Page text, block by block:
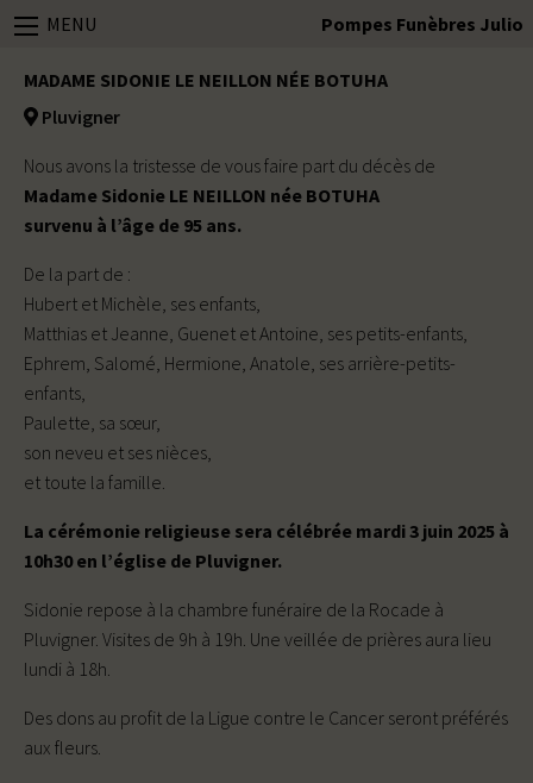
MENU Pompes Funèbres Julio
MADAME SIDONIE LE NEILLON NÉE BOTUHA
Pluvigner
Nous avons la tristesse de vous faire part du décès de
Madame Sidonie LE NEILLON née BOTUHA
survenu à l’âge de 95 ans.
De la part de :
Hubert et Michèle, ses enfants,
Matthias et Jeanne, Guenet et Antoine, ses petits-enfants,
Ephrem, Salomé, Hermione, Anatole, ses arrière-petits-
enfants,
Paulette, sa sœur,
son neveu et ses nièces,
et toute la famille.
La cérémonie religieuse sera célébrée mardi 3 juin 2025 à
10h30 en l’église de Pluvigner.
Sidonie repose à la chambre funéraire de la Rocade à
Pluvigner. Visites de 9h à 19h. Une veillée de prières aura lieu
lundi à 18h.
Des dons au profit de la Ligue contre le Cancer seront préférés
aux fleurs.